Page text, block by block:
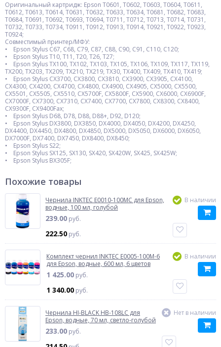
Оригинальный картридж: Epson T0601, T0602, T0603, T0604, T0611,
T0612, T0613, T0614, T0631, T0632, T0633, T0634, T0681, T0682, T0683,
T0684, T0691, T0692, T0693, T0694, T0711, T0712, T0713, T0714, T0731,
T0732, T0733, T0734, T0911, T0912, T0913, T0914, T0921, T0922, T0923,
T0924;
Совместимый принтер/МФУ:
• Epson Stylus C67, C68, C79, C87, C88, C90, C91, C110, C120;
• Epson Stylus T10, T11, T20, T26, T27;
• Epson Stylus TX100, TX102, TX103, TX105, TX106, TX109, TX117, TX119,
TX200, TX203, TX209, TX210, TX219, TX30, TX400, TX409, TX410, TX419;
• Epson Stylus CX3700, CX3800, CX3810, CX3900, CX3905, CX4100,
CX4300, CX4200, CX4700, CX4800, CX4900, CX4905, CX5000, CX5500,
CX5501, CX5505, CX5510, CX5700F, CX5800F, CX5900, CX6000, CX6900F,
CX7000F, CX7300, CX7310, CX7400, CX7700, CX7800, CX8300, CX8400,
CX9300F, CX9400Fax;
• Epson Stylus D68, D78, D88, D88+, D92, D120;
• Epson Stylus DX3800, DX3850, DX4000, DX4050, DX4200, DX4250,
DX4400, DX4450, DX4800, DX4850, DX5000, DX5050, DX6000, DX6050,
DX7000F, DX7400, DX7450, DX8400, DX8450;
• Epson Stylus S22;
• Epson Stylus SX125, SX130, SX420, SX420W, SX425, SX425W;
• Epson Stylus BX305F;
Похожие товары
Чернила INKTEC E0010-100MC для Epson,
водные, 100 мл, голубой
239.00 руб.
222.50 руб.
В наличии
Комплект чернил INKTEC E0005-100M-6
для Epson, водные, 600 мл, 6 цветов
1 425.00 руб.
1 340.00 руб.
В наличии
Чернила HI-BLACK HB-108LC для
Epson, водные, 70 мл, светло-голубой
233.00 руб.
Нет в наличии